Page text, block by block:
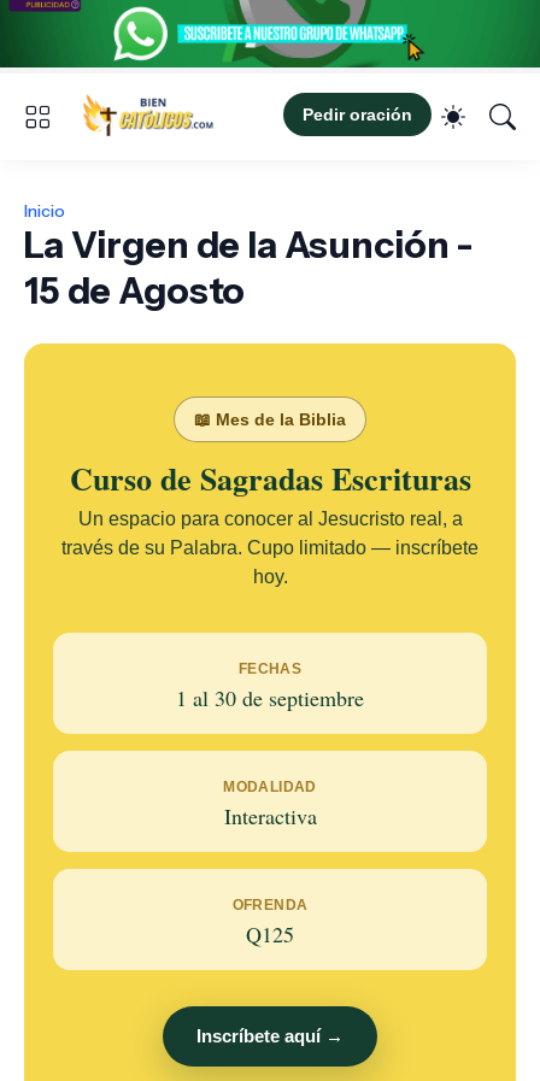
Pedir oración
Inicio
La Virgen de la Asunción -
15 de Agosto
📖 Mes de la Biblia
Curso de Sagradas Escrituras
Un espacio para conocer al Jesucristo real, a
través de su Palabra. Cupo limitado — inscríbete
hoy.
FECHAS
1 al 30 de septiembre
MODALIDAD
Interactiva
OFRENDA
Q125
Inscríbete aquí →